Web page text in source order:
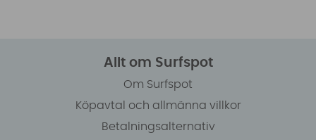
Allt om Surfspot
Om Surfspot
Köpavtal och allmänna villkor
Betalningsalternativ